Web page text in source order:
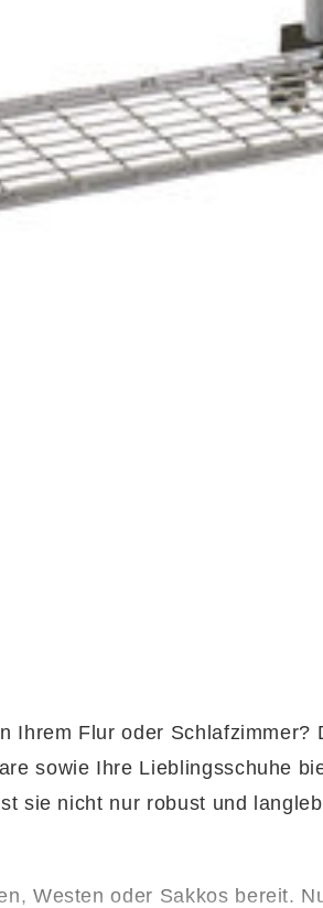
Ihrem Flur oder Schlafzimmer?
sowie Ihre Lieblingsschuhe
sie nicht nur robust und
Westen oder Sakkos bereit.